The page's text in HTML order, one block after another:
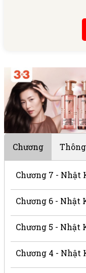
Chương
Chương 7 - Nhật
Chương 6 - Nhật
Chương 5 - Nhật
Chương 4 - Nhật